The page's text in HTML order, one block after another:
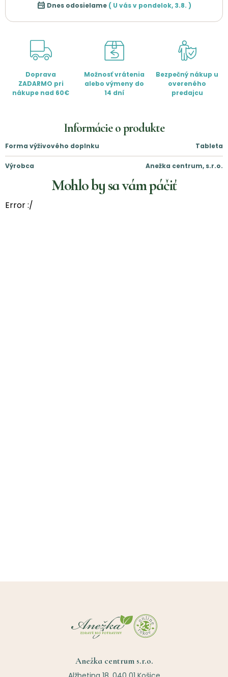
Dnes odosielame ( U vás v pondelok, 3.8. )
Doprava
ZADARMO pri
nákupe nad 60€
Možnosť vrátenia
alebo výmeny do
14 dní
Bezpečný nákup u
overeného
predajcu
Informácie o produkte
Forma výživového doplnku Tableta
Výrobca Anežka centrum, s.r.o.
Mohlo by sa vám páčiť
Error :/
Anežka centrum s.r.o.